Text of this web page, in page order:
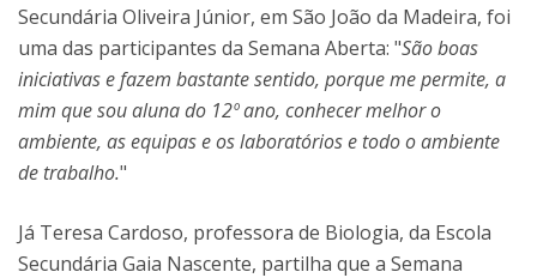
Secundária Oliveira Júnior, em São João da Madeira, foi
uma das participantes da Semana Aberta: "São boas
iniciativas e fazem bastante sentido, porque me permite, a
mim que sou aluna do 12º ano, conhecer melhor o
ambiente, as equipas e os laboratórios e todo o ambiente
de trabalho."
Já Teresa Cardoso, professora de Biologia, da Escola
Secundária Gaia Nascente, partilha que a Semana